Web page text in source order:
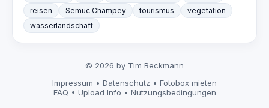
reisen
Semuc Champey tourismus
vegetation
wasserlandschaft
© 2026 by Tim Reckmann
Impressum • Datenschutz • Fotobox mieten
FAQ • Upload Info • Nutzungsbedingungen